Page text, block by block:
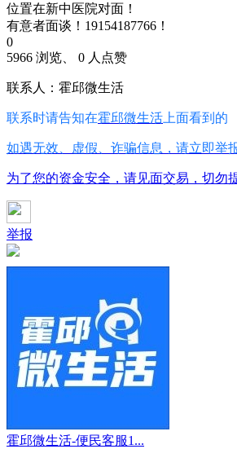
位置在新中医院对面！
有意者面谈！19154187766！
0
5966 浏览、 0 人点赞
联系人：霍邱微生活
联系时请告知在霍邱微生活 上面看到的
如遇无效、虚假、诈骗信息，请立即举
为了您的资金安全，请见面交易，切勿
举报
霍邱微生活-便民客服1...